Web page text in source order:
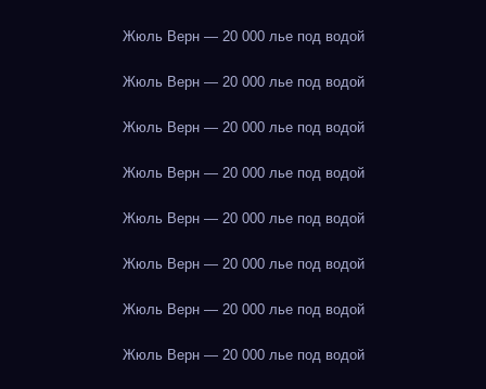
Жюль Верн — 20 000 лье под водой
Жюль Верн — 20 000 лье под водой
Жюль Верн — 20 000 лье под водой
Жюль Верн — 20 000 лье под водой
Жюль Верн — 20 000 лье под водой
Жюль Верн — 20 000 лье под водой
Жюль Верн — 20 000 лье под водой
Жюль Верн — 20 000 лье под водой